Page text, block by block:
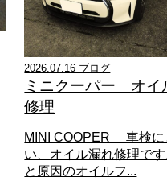
2026.07.16 ブログ
ミニクーパー オイ
修理
MINI COOPER 車検に
い、オイル漏れ修理で
と原因のオイルフ...